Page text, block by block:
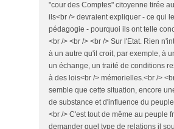
"cour des Comptes" citoyenne tirée
ils<br /> devraient expliquer - ce qui
pédagogie - pourquoi ils ont telle
<br /> <br /> <br /> Sur l'Etat. Rien
à un autre qu'il croit, par exemple, à
un échange, un traité de conditions
à des lois<br /> mémorielles.<br />
semble que cette situation, encore
de substance et d'influence du
<br /> C'est tout de même au peuple
demander quel type de relations il